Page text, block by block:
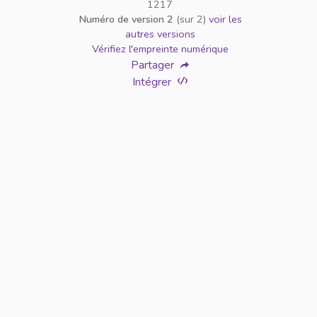
1217
Numéro de version 2 (sur 2) voir les
autres versions
Vérifiez l'empreinte numérique
Partager
Intégrer